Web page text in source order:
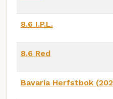
8.6 I.P.L.
8.6 Red
Bavaria Herfstbok